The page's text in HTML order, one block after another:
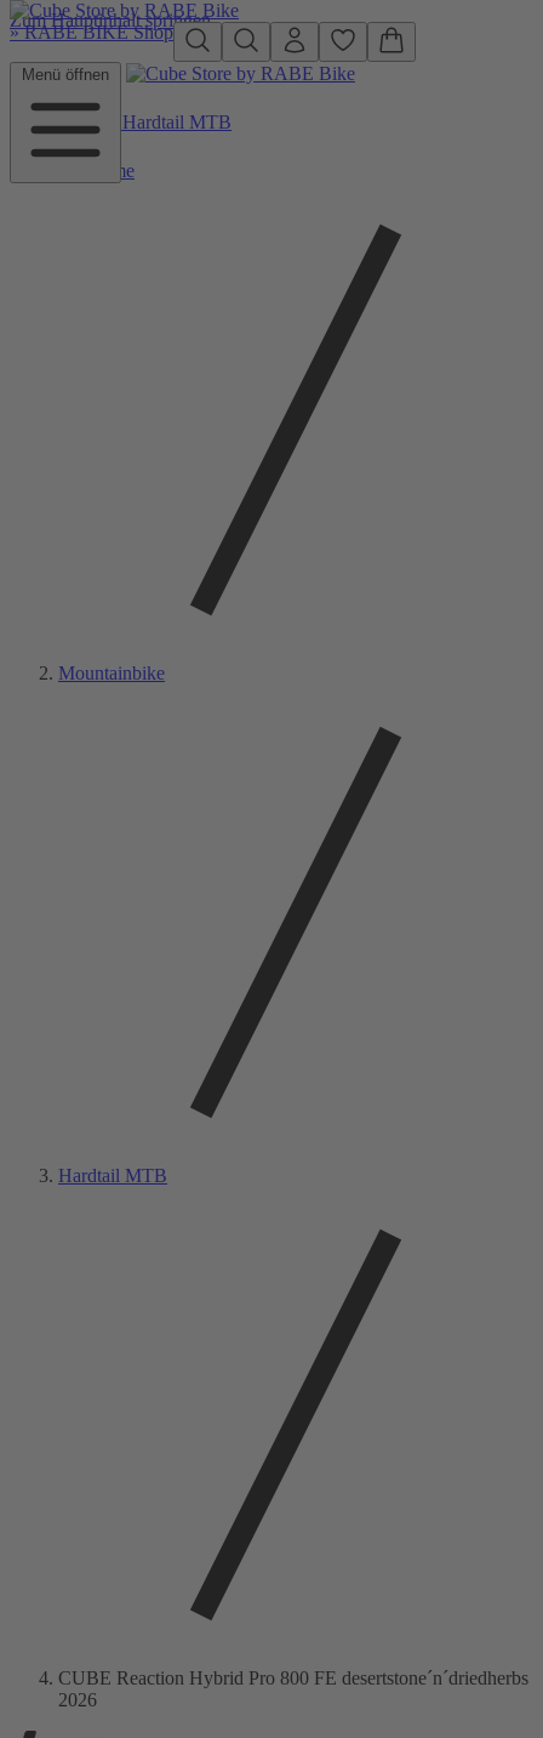
Zum Hauptinhalt springen
»RABE BIKE Shop
Menü öffnen
Zurück zu Hardtail MTB
Home
Mountainbike
Hardtail MTB
CUBE Reaction Hybrid Pro 800 FE desertstone´n´driedherbs
2026